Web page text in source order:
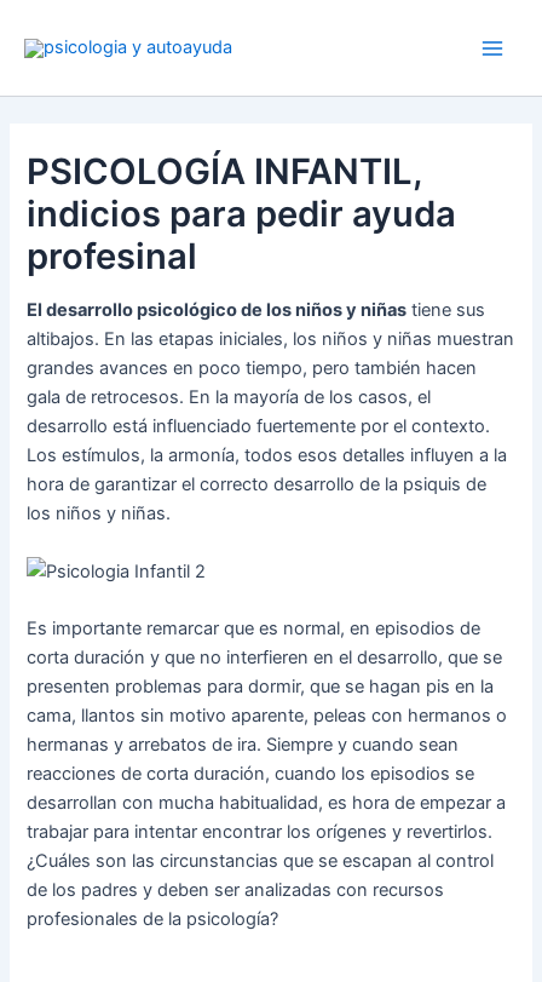
PSICOLOGÍA INFANTIL,
indicios para pedir ayuda
profesinal
El desarrollo psicológico de los niños y niñas tiene sus
altibajos. En las etapas iniciales, los niños y niñas muestran
grandes avances en poco tiempo, pero también hacen
gala de retrocesos. En la mayoría de los casos, el
desarrollo está influenciado fuertemente por el contexto.
Los estímulos, la armonía, todos esos detalles influyen a la
hora de garantizar el correcto desarrollo de la psiquis de
los niños y niñas.
Es importante remarcar que es normal, en episodios de
corta duración y que no interfieren en el desarrollo, que se
presenten problemas para dormir, que se hagan pis en la
cama, llantos sin motivo aparente, peleas con hermanos o
hermanas y arrebatos de ira. Siempre y cuando sean
reacciones de corta duración, cuando los episodios se
desarrollan con mucha habitualidad, es hora de empezar a
trabajar para intentar encontrar los orígenes y revertirlos.
¿Cuáles son las circunstancias que se escapan al control
de los padres y deben ser analizadas con recursos
profesionales de la psicología?